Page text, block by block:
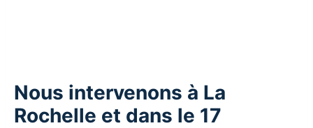
Nous intervenons à La
Rochelle et dans le 17